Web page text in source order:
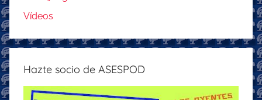
Vídeos
Hazte socio de ASESPOD